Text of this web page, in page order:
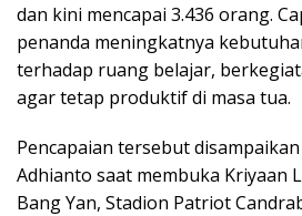
dan kini mencapai 3.436 orang.
penanda meningkatnya
terhadap ruang belajar,
agar tetap produktif di masa tua.
Pencapaian tersebut
Adhianto saat membuka Kriyaan
Bang Yan, Stadion Patriot